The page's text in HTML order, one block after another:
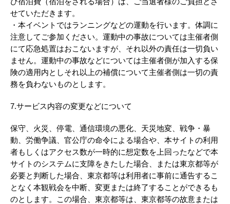
せていただきます。
・本イベントではランニングなどの運動を行います。体調に
注意してご参加ください。運動中の事故については主催者側
にて応急処置はおこないますが、それ以外の責任は一切負い
ません。運動中の事故などについては主催者側が加入する保
険の適用内としそれ以上の補償について主催者側は一切の責
務を負わないものとします。
7.サービス内容の変更などについて
保守、火災、停電、通信環境の悪化、天災地変、戦争・暴
動、労働争議、官公庁の命令による場合や、本サイトの利用
者もしくはアクセス数が一時的に想定数を上回ったなどで本
サイトのシステムに支障をきたした場合、または東京都等が
必要と判断した場合、東京都等は利用者に事前に通告するこ
となく本観戦会を中断、変更または終了することができるも
のとします。この場合、東京都等は、東京都等の故意または